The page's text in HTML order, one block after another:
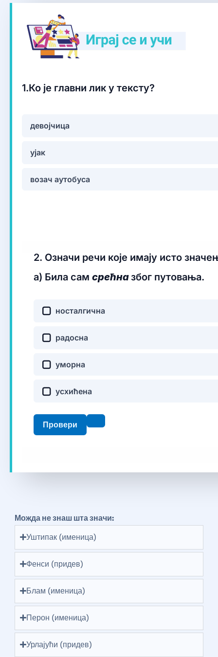
Можда не знаш шта значи:
Уштипак (именица)
Фенси (придев)
Блам (именица)
Перон (именица)
Урлајући (придев)